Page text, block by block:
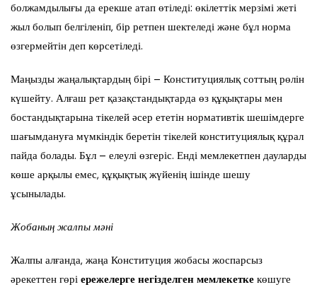
болжамдылығы да ерекше атап өтіледі: өкілеттік мерзімі жеті
жыл болып белгіленіп, бір ретпен шектеледі және бұл норма
өзгермейтін деп көрсетіледі.
Маңызды жаңалықтардың бірі – Конституциялық соттың рөлін
күшейту. Алғаш рет қазақстандықтарда өз құқықтары мен
бостандықтарына тікелей әсер ететін нормативтік шешімдерге
шағымдануға мүмкіндік беретін тікелей конституциялық құрал
пайда болады. Бұл – елеулі өзгеріс. Енді мемлекетпен дауларды
көше арқылы емес, құқықтық жүйенің ішінде шешу
ұсынылады.
Жобаның жалпы мәні
Жалпы алғанда, жаңа Конституция жобасы жоспарсыз
әрекеттен гөрі ережелерге негізделген мемлекетке көшуге